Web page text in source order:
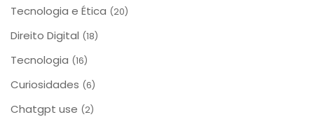
Tecnologia e Ética (20)
Direito Digital (18)
Tecnologia (16)
Curiosidades (6)
Chatgpt use (2)